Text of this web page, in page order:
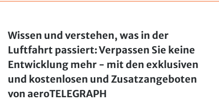
Wissen und verstehen, was in der
Luftfahrt passiert: Verpassen Sie keine
Entwicklung mehr - mit den exklusiven
und kostenlosen und Zusatzangeboten
von aeroTELEGRAPH